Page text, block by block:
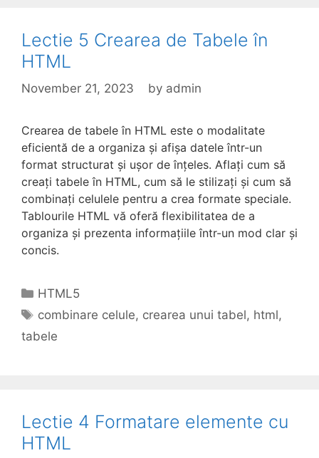
Lectie 5 Crearea de Tabele în
HTML
November 21, 2023 by admin
Crearea de tabele în HTML este o modalitate
eficientă de a organiza și afișa datele într-un
format structurat și ușor de înțeles. Aflați cum să
creați tabele în HTML, cum să le stilizați și cum să
combinați celulele pentru a crea formate speciale.
Tablourile HTML vă oferă flexibilitatea de a
organiza și prezenta informațiile într-un mod clar și
concis.
Categories
HTML5
Tags
combinare celule, crearea unui tabel, html,
tabele
Lectie 4 Formatare elemente cu
HTML